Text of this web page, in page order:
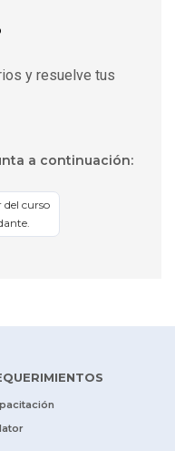
y resuelve tus
a continuación:
curso